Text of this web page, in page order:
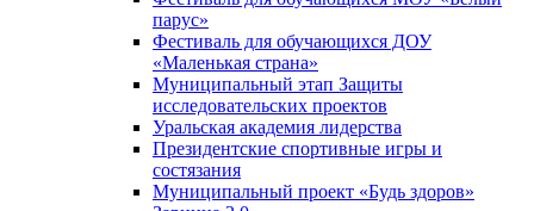
парус»
Фестиваль для обучающихся ДОУ
«Маленькая страна»
Муниципальный этап Защиты
исследовательских проектов
Уральская академия лидерства
Президентские спортивные игры и
состязания
Муниципальный проект «Будь здоров»